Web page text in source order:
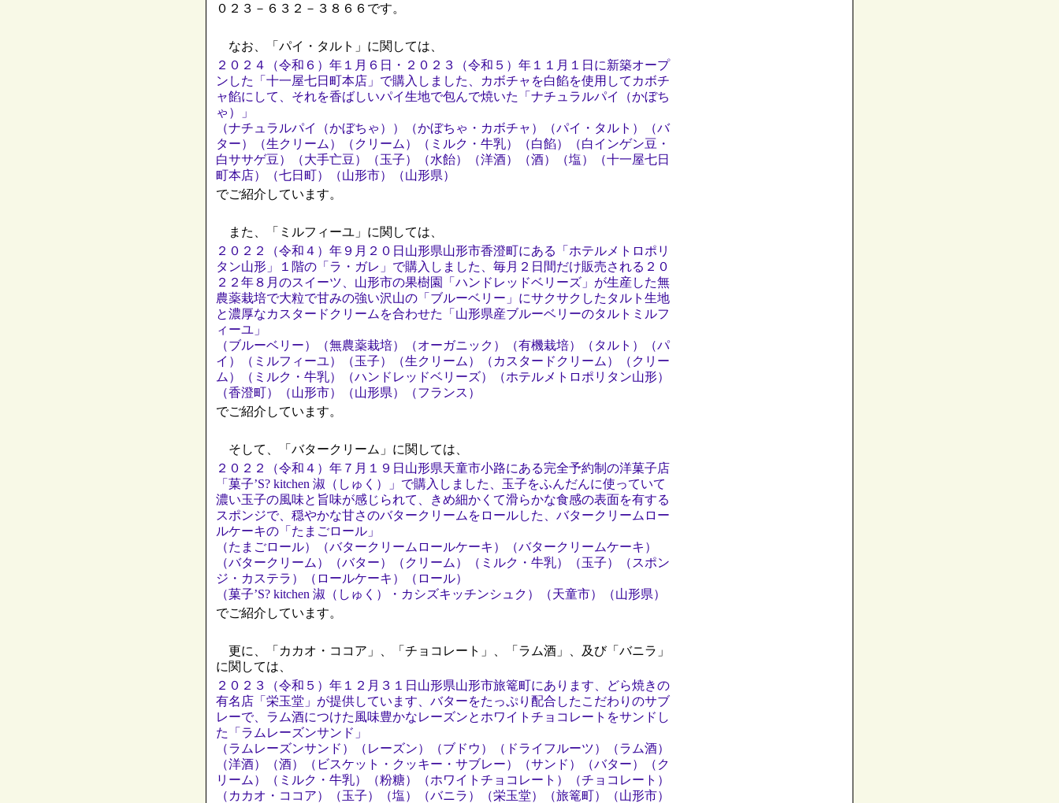
０２３－６３２－３８６６です。
なお、「パイ・タルト」に関しては、
２０２４（令和６）年１月６日・２０２３（令和５）年１１月１日に新築オープ
ンした「十一屋七日町本店」で購入しました、カボチャを白餡を使用してカボチ
ャ餡にして、それを香ばしいパイ生地で包んで焼いた「ナチュラルパイ（かぼち
ゃ）」
（ナチュラルパイ（かぼちゃ））（かぼちゃ・カボチャ）（パイ・タルト）（バ
ター）（生クリーム）（クリーム）（ミルク・牛乳）（白餡）（白インゲン豆・
白ササゲ豆）（大手亡豆）（玉子）（水飴）（洋酒）（酒）（塩）（十一屋七日
町本店）（七日町）（山形市）（山形県）
でご紹介しています。
また、「ミルフィーユ」に関しては、
２０２２（令和４）年９月２０日山形県山形市香澄町にある「ホテルメトロポリ
タン山形」１階の「ラ・ガレ」で購入しました、毎月２日間だけ販売される２０
２２年８月のスイーツ、山形市の果樹園「ハンドレッドベリーズ」が生産した無
農薬栽培で大粒で甘みの強い沢山の「ブルーベリー」にサクサクしたタルト生地
と濃厚なカスタードクリームを合わせた「山形県産ブルーベリーのタルトミルフ
ィーユ」
（ブルーベリー）（無農薬栽培）（オーガニック）（有機栽培）（タルト）（パ
イ）（ミルフィーユ）（玉子）（生クリーム）（カスタードクリーム）（クリー
ム）（ミルク・牛乳）（ハンドレッドベリーズ）（ホテルメトロポリタン山形）
（香澄町）（山形市）（山形県）（フランス）
でご紹介しています。
そして、「バタークリーム」に関しては、
２０２２（令和４）年７月１９日山形県天童市小路にある完全予約制の洋菓子店
「菓子’S? kitchen 淑（しゅく）」で購入しました、玉子をふんだんに使っていて
濃い玉子の風味と旨味が感じられて、きめ細かくて滑らかな食感の表面を有する
スポンジで、穏やかな甘さのバタークリームをロールした、バタークリームロー
ルケーキの「たまごロール」
（たまごロール）（バタークリームロールケーキ）（バタークリームケーキ）
（バタークリーム）（バター）（クリーム）（ミルク・牛乳）（玉子）（スポン
ジ・カステラ）（ロールケーキ）（ロール）
（菓子’S? kitchen 淑（しゅく）・カシズキッチンシュク）（天童市）（山形県）
でご紹介しています。
更に、「カカオ・ココア」、「チョコレート」、「ラム酒」、及び「バニラ」
に関しては、
２０２３（令和５）年１２月３１日山形県山形市旅篭町にあります、どら焼きの
有名店「栄玉堂」が提供しています、バターをたっぷり配合したこだわりのサブ
レーで、ラム酒につけた風味豊かなレーズンとホワイトチョコレートをサンドし
た「ラムレーズンサンド」
（ラムレーズンサンド）（レーズン）（ブドウ）（ドライフルーツ）（ラム酒）
（洋酒）（酒）（ビスケット・クッキー・サブレー）（サンド）（バター）（ク
リーム）（ミルク・牛乳）（粉糖）（ホワイトチョコレート）（チョコレート）
（カカオ・ココア）（玉子）（塩）（バニラ）（栄玉堂）（旅篭町）（山形市）